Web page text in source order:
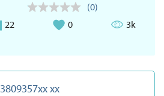
(0)
22
0 3k
3809357xx xx